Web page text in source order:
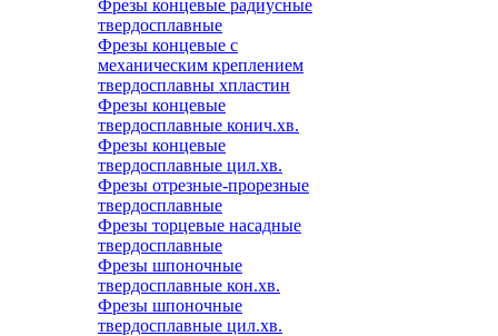
Фрезы концевые радиусные
твердосплавные
Фрезы концевые с
механическим креплением
твердосплавны хпластин
Фрезы концевые
твердосплавные конич.хв.
Фрезы концевые
твердосплавные цил.хв.
Фрезы отрезные-прорезные
твердосплавные
Фрезы торцевые насадные
твердосплавные
Фрезы шпоночные
твердосплавные кон.хв.
Фрезы шпоночные
твердосплавные цил.хв.